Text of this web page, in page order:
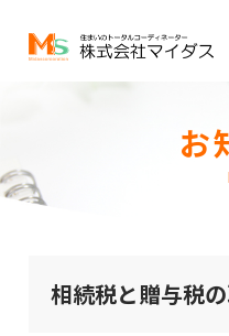
お
相続税と贈与税